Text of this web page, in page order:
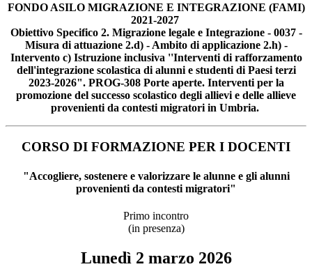
FONDO ASILO MIGRAZIONE E INTEGRAZIONE (FAMI)
2021-2027
Obiettivo Specifico 2. Migrazione legale e Integrazione - 0037 -
Misura di attuazione 2.d) - Ambito di applicazione 2.h) -
Intervento c) Istruzione inclusiva ''Interventi di rafforzamento
dell'integrazione scolastica di alunni e studenti di Paesi terzi
2023-2026". PROG-308 Porte aperte. Interventi per la
promozione del successo scolastico degli allievi e delle allieve
provenienti da contesti migratori in Umbria.
CORSO DI FORMAZIONE PER I DOCENTI
"Accogliere, sostenere e valorizzare le alunne e gli alunni
provenienti da contesti migratori"
Primo incontro
(in presenza)
Lunedì 2 marzo 2026